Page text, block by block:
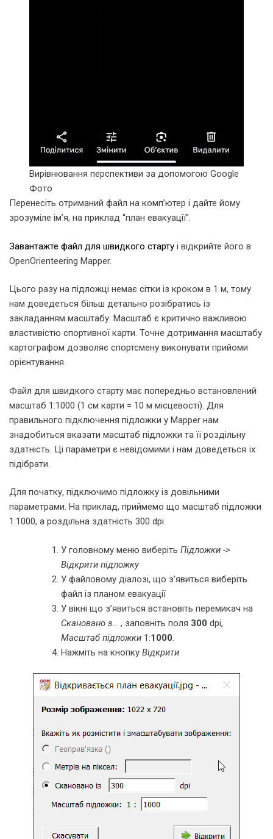
Вирівнювання перспективи за допомогою Google
Фото
Перенесіть отриманий файл на комп’ютер і дайте йому
зрозуміле ім’я, на приклад “план евакуації”.
Завантажте файл для швидкого старту і відкрийте його в
OpenOrienteering Mapper.
Цього разу на підложці немає сітки із кроком в 1 м, тому
нам доведеться більш детально розібратись із
закладанням масштабу. Масштаб є критично важливою
властивістю спортивної карти. Точне дотримання масштабу
картографом дозволяє спортсмену виконувати прийоми
орієнтування.
Файл для швидкого старту має попередньо встановлений
масштаб 1:1000 (1 см карти = 10 м місцевості). Для
правильного підключення підложки у Mapper нам
знадобиться вказати масштаб підложки та її роздільну
здатність. Ці параметри є невідомими і нам доведеться їх
підібрати.
Для початку, підключимо підложку із довільними
параметрами. На приклад, приймемо що масштаб підложки
1:1000, а роздільна здатність 300 dpi.
У головному меню виберіть Підложки ->
Відкрити підложку
У файловому діалозі, що з’явиться виберіть
файл із планом евакуації
У вікні що з’явиться встановіть перемикач на
Скановано з…
, заповніть поля 300 dpi,
Масштаб підложки 1:1000
Нажміть на кнопку Відкрити